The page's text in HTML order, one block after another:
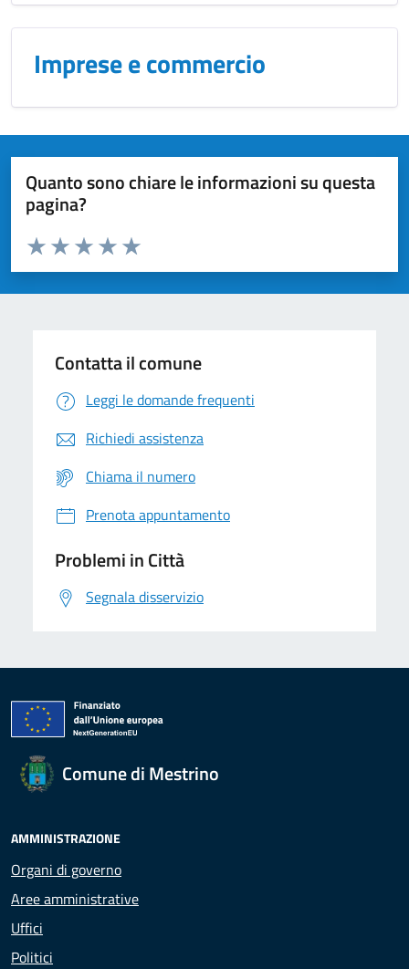
Imprese e commercio
Quanto sono chiare le informazioni su questa
pagina?
Domanda
Valuta da 1 a 5 stelle la pagina
Valuta 5 stelle su 5
Valuta 4 stelle su 5
Valuta 3 stelle su 5
Valuta 2 stelle su 5
Valuta 1 stelle su 5
Contatta il comune
Leggi le domande frequenti
Richiedi assistenza
Chiama il numero
Prenota appuntamento
Problemi in Città
Segnala disservizio
Comune di Mestrino
AMMINISTRAZIONE
Organi di governo
Aree amministrative
Uffici
Politici